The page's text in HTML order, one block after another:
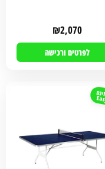
₪2,070
לפרטים ורכישה